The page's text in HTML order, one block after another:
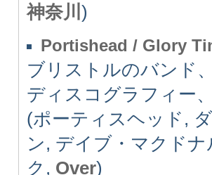
神奈川 )
Portishead / Glory
ブリストルのバンド
ディスコグラフィー
(ポーティスヘッド,
ン, デイブ・マクド
ク, Over)